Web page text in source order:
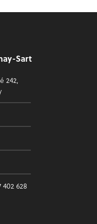
Sart
242,
628